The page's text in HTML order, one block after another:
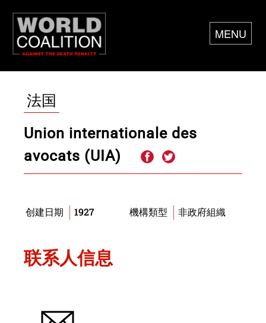
MENU
法国
Union internationale des
avocats (UIA)
创建日期 1927 機構類型 非政府組織
联系人信息